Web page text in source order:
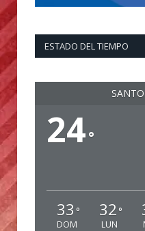
ESTADO DEL TIEMPO
24°
33 °
DOM
32 °
LUN